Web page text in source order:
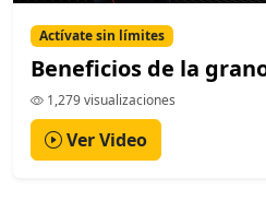
Actívate sin límites
Beneficios de la
1,279 visualizaciones
Ver Video